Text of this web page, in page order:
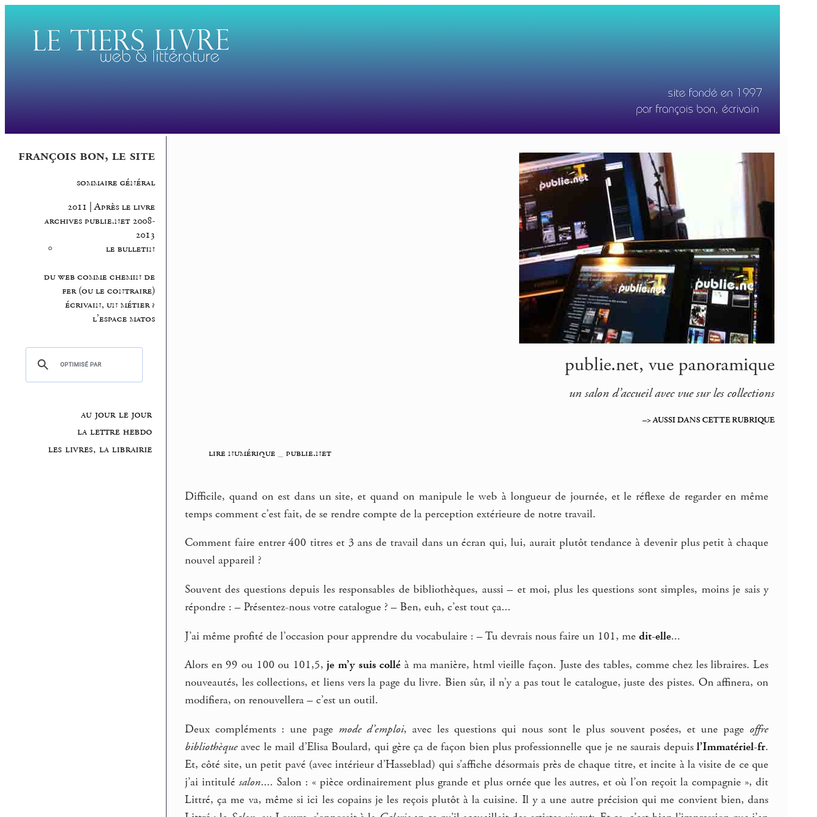
françois bon, le site
sommaire général
2011 | Après le livre
archives publie.net 2008-
2013
le bulletin
du web comme chemin de
fer (ou le contraire)
écrivain, un métier ?
l’espace matos
au jour le jour
la lettre hebdo
les livres, la librairie
publie.net, vue panoramique
un salon d’accueil avec vue sur les collections
–> AUSSI DANS CETTE RUBRIQUE
lire numérique _publie.net
Difficile, quand on est dans un site, et quand on manipule le web à longueur de journée, et le réflexe de regarder en même
temps comment c’est fait, de se rendre compte de la perception extérieure de notre travail.
Comment faire entrer 400 titres et 3 ans de travail dans un écran qui, lui, aurait plutôt tendance à devenir plus petit à chaque
nouvel appareil ?
Souvent des questions depuis les responsables de bibliothèques, aussi – et moi, plus les questions sont simples, moins je sais y
répondre : – Présentez-nous votre catalogue ? – Ben, euh, c’est tout ça...
J’ai même profité de l’occasion pour apprendre du vocabulaire : – Tu devrais nous faire un 101, me dit-elle...
Alors en 99 ou 100 ou 101,5, je m’y suis collé à ma manière, html vieille façon. Juste des tables, comme chez les libraires. Les
nouveautés, les collections, et liens vers la page du livre. Bien sûr, il n’y a pas tout le catalogue, juste des pistes. On affinera, on
modifiera, on renouvellera – c’est un outil.
Deux compléments : une page mode d’emploi, avec les questions qui nous sont le plus souvent posées, et une page offre
bibliothèque avec le mail d’Elisa Boulard, qui gère ça de façon bien plus professionnelle que je ne saurais depuisl’Immatériel-fr.
Et, côté site, un petit pavé (avec intérieur d’Hasseblad) qui s’affiche désormais près de chaque titre, et incite à la visite de ce que
j’ai intitulé salon.... Salon : « pièce ordinairement plus grande et plus ornée que les autres, et où l’on reçoit la compagnie », dit
Littré, ça me va, même si ici les copains je les reçois plutôt à la cuisine. Il y a une autre précision qui me convient bien, dans